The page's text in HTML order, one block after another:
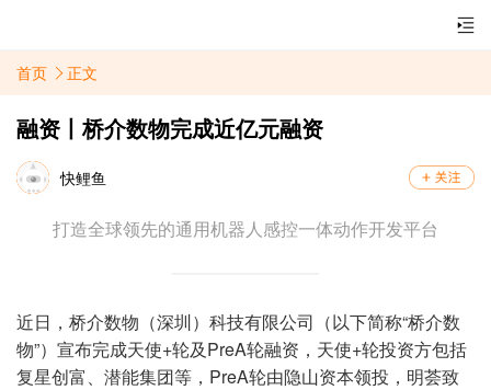
首页 正文
融资丨桥介数物完成近亿元融资
快鲤鱼
打造全球领先的通用机器人感控一体动作开发平台
近日，桥介数物（深圳）科技有限公司（以下简称“桥介数
物”）宣布完成天使+轮及PreA轮融资，天使+轮投资方包括
复星创富、潜能集团等，PreA轮由隐山资本领投，明荟致